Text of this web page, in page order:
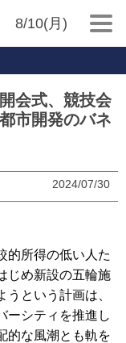
8/10(月)
会式、競技会
市開発のバネ
2024/07/30
的所得の低い人た
じめ新設の五輪施
という計画は、
ーシティを推進し
的な風潮とも軌を